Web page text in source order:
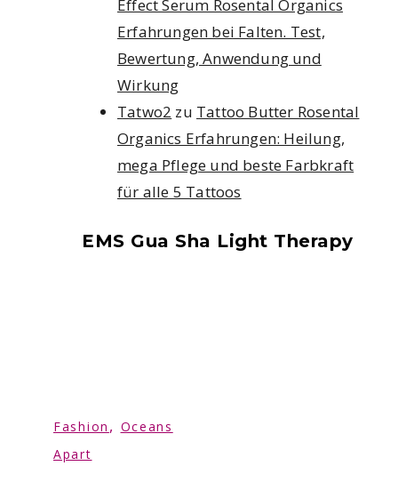
Fashion , Oceans
Apart
Effect Serum Rosental Organics
Erfahrungen bei Falten. Test,
Bewertung, Anwendung und
Wirkung
Tatwo2 zu Tattoo Butter Rosental
Organics Erfahrungen: Heilung,
mega Pflege und beste Farbkraft
für alle 5 Tattoos
EMS Gua Sha Light Therapy